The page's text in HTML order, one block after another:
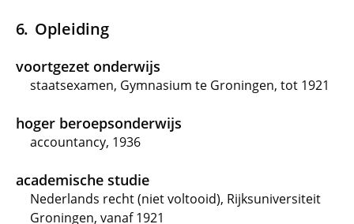
Opleiding
voortgezet onderwijs
staatsexamen, Gymnasium te Groningen, tot 1921
hoger beroepsonderwijs
accountancy, 1936
academische studie
Nederlands recht (niet voltooid), Rijksuniversiteit
Groningen, vanaf 1921